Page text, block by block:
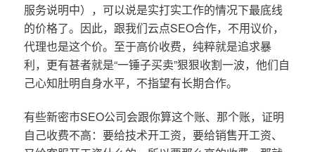
服务说明中），可以说是实打实工作的情况下最底线
的价格了。因此，跟我们云点SEO合作，不用议价，
代理也是这个价。至于高价收费，纯粹就是追求暴
利，更有甚者就是“一锤子买卖”狠狠收割一波，他们自
己心知肚明自身水平，不指望有长期合作。
有些新密市SEO公司会跟你算这个账、那个账，证明
自己收费不高：要给技术开工资，要给销售开工资、